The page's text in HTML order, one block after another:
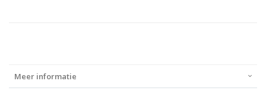
Meer informatie